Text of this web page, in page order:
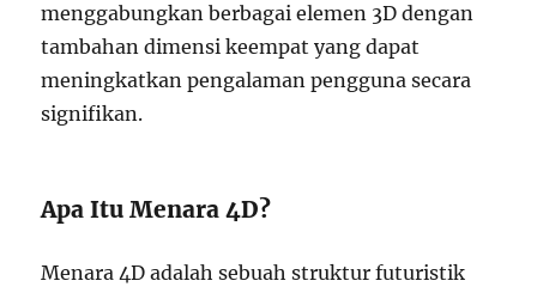
menggabungkan berbagai elemen 3D dengan
tambahan dimensi keempat yang dapat
meningkatkan pengalaman pengguna secara
signifikan.
Apa Itu Menara 4D?
Menara 4D adalah sebuah struktur futuristik